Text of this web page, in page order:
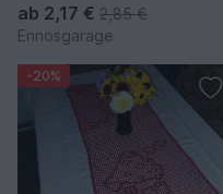
ab 2,17 € 2,85 €
Ennosgarage
-20%